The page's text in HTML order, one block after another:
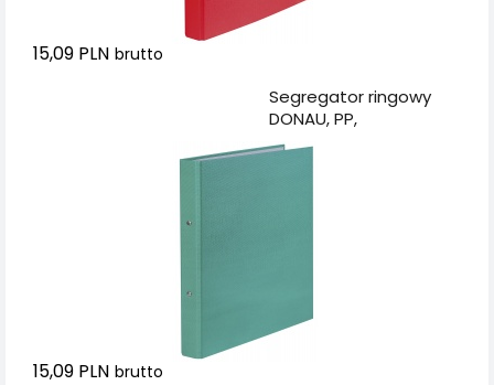
15,09 PLN brutto
Segregator ringowy
DONAU, PP,
A4/2R/20mm, zielony
15,09 PLN brutto